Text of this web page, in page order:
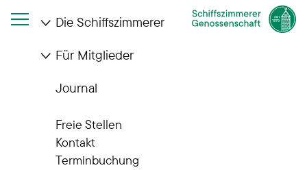
Die Schiffszimmerer
Für Mitglieder
Journal
Freie Stellen
Kontakt
Terminbuchung
Startseite
Die Schiffszimmerer Wohnanlagen
Unsere Quartiere im Wandel
Vom